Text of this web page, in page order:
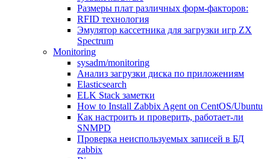
Размеры плат различных форм-факторов:
RFID технология
Эмулятор кассетника для загрузки игр ZX
Spectrum
Monitoring
sysadm/monitoring
Анализ загрузки диска по приложениям
Elasticsearch
ELK Stack заметки
How to Install Zabbix Agent on CentOS/Ubuntu
Как настроить и проверить, работает-ли
SNMPD
Проверка неиспользуемых записей в БД
zabbix